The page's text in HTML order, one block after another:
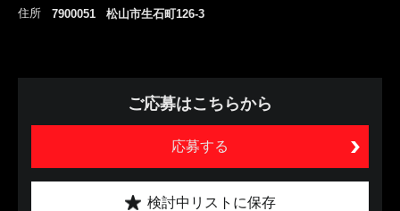
住所 7900051 松山市生石町126-3
ご応募はこちらから
応募する
検討中リストに保存